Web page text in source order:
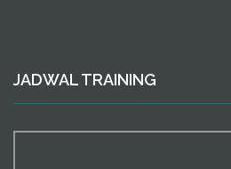
JADWAL TRAINING